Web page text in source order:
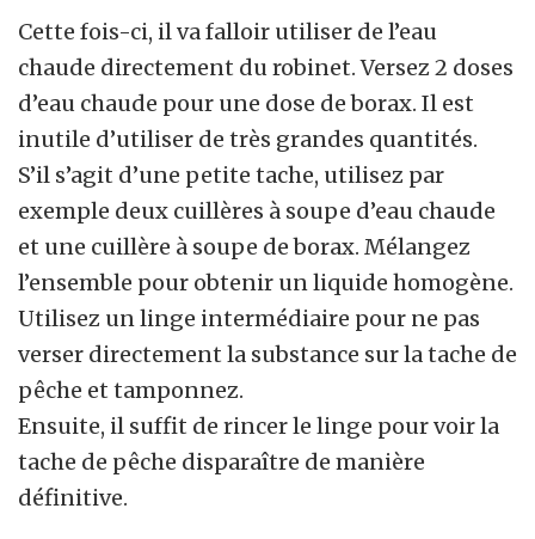
Cette fois-ci, il va falloir utiliser de l’eau
chaude directement du robinet. Versez 2 doses
d’eau chaude pour une dose de borax. Il est
inutile d’utiliser de très grandes quantités.
S’il s’agit d’une petite tache, utilisez par
exemple deux cuillères à soupe d’eau chaude
et une cuillère à soupe de borax. Mélangez
l’ensemble pour obtenir un liquide homogène.
Utilisez un linge intermédiaire pour ne pas
verser directement la substance sur la tache de
pêche et tamponnez.
Ensuite, il suffit de rincer le linge pour voir la
tache de pêche disparaître de manière
définitive.